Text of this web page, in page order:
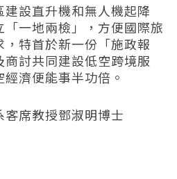
設直升機和無人機起降
一地兩檢」，方便國際旅
特首於新一份「施政報
討共同建設低空跨境服
濟便能事半功倍。
席教授鄧淑明博士